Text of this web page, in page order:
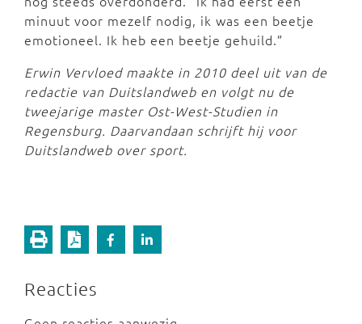
minuut voor mezelf nodig, ik was een beetje
emotioneel. Ik heb een beetje gehuild.”
Erwin Vervloed maakte in 2010 deel uit van de
redactie van Duitslandweb en volgt nu de
tweejarige master Ost-West-Studien in
Regensburg. Daarvandaan schrijft hij voor
Duitslandweb over sport.
Reacties